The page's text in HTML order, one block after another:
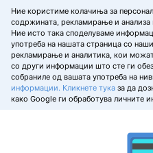
Ние користиме колачиња за
содржината, рекламирање и анализа
Ние исто така споделуваме
употреба на нашата страница со
рекламирање и аналитика, кои
со други информации што сте ги
собраниле од вашата употреба на
информации. Кликнете тука за да
како Google ги обработува личните